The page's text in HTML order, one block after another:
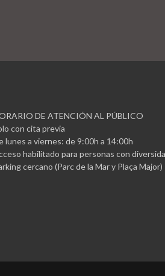
DE ATENCIÓN AL PÚBLICO
con cita previa
lunes a viernes: de 9:00h a 14:00h
habilitado para personas con
cercano (Parc de la Mar y Plaça Major)